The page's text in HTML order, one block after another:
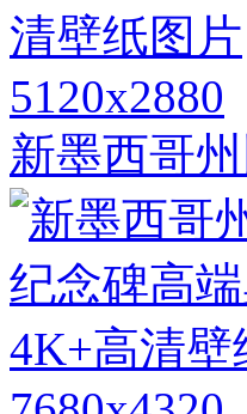
5120x2880
新墨西哥